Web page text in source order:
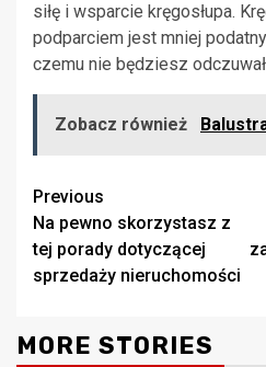
siłę i wsparcie kręgosłupa.
podparciem jest mniej
czemu nie będziesz
Zobacz również
Continue
Reading
Previous
Na pewno skorzystasz z
tej porady dotyczącej
sprzedaży nieruchomości
MORE STORIES